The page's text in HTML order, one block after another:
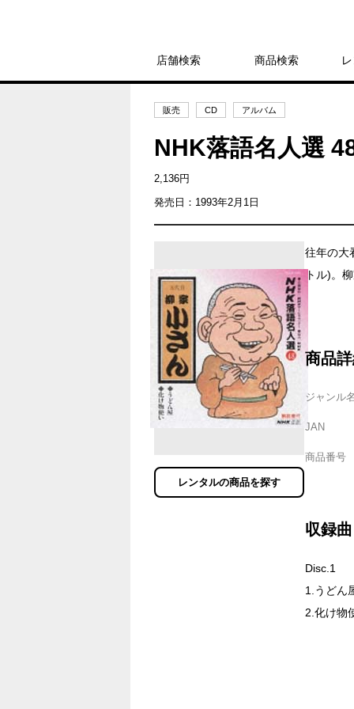
店舗検索 商品検索
販売 CD アルバム
NHK落語名人選
2,136円
発売日：1993年2月1日
レンタルの商品を探す
往年の大
トル)。
商品
ジャンル
JAN
商品番号
収録曲
Disc.1
1.うどん
2.化け物